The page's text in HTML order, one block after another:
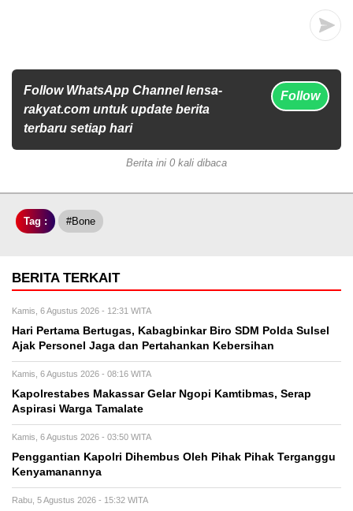
Follow WhatsApp Channel lensa-
rakyat.com untuk update berita
terbaru setiap hari
Follow
Berita ini 0 kali dibaca
Tag : #Bone
BERITA TERKAIT
Kamis, 6 Agustus 2026 - 12:31 WITA
Hari Pertama Bertugas, Kabagbinkar Biro SDM Polda Sulsel
Ajak Personel Jaga dan Pertahankan Kebersihan
Kamis, 6 Agustus 2026 - 08:16 WITA
Kapolrestabes Makassar Gelar Ngopi Kamtibmas, Serap
Aspirasi Warga Tamalate
Kamis, 6 Agustus 2026 - 03:50 WITA
Penggantian Kapolri Dihembus Oleh Pihak Pihak Terganggu
Kenyamanannya
Rabu, 5 Agustus 2026 - 15:32 WITA